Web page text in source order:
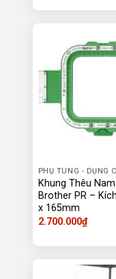
PHỤ TÙNG - DỤNG
Khung Thêu
Brother PR –
x 165mm
2.700.000₫